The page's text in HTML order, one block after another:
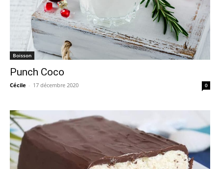
Boisson
Punch Coco
Cécile - 17 décembre 2020 0